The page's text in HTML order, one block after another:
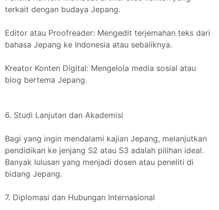
terkait dengan budaya Jepang.
Editor atau Proofreader: Mengedit terjemahan teks dari
bahasa Jepang ke Indonesia atau sebaliknya.
Kreator Konten Digital: Mengelola media sosial atau
blog bertema Jepang.
6. Studi Lanjutan dan Akademisi
Bagi yang ingin mendalami kajian Jepang, melanjutkan
pendidikan ke jenjang S2 atau S3 adalah pilihan ideal.
Banyak lulusan yang menjadi dosen atau peneliti di
bidang Jepang.
7. Diplomasi dan Hubungan Internasional